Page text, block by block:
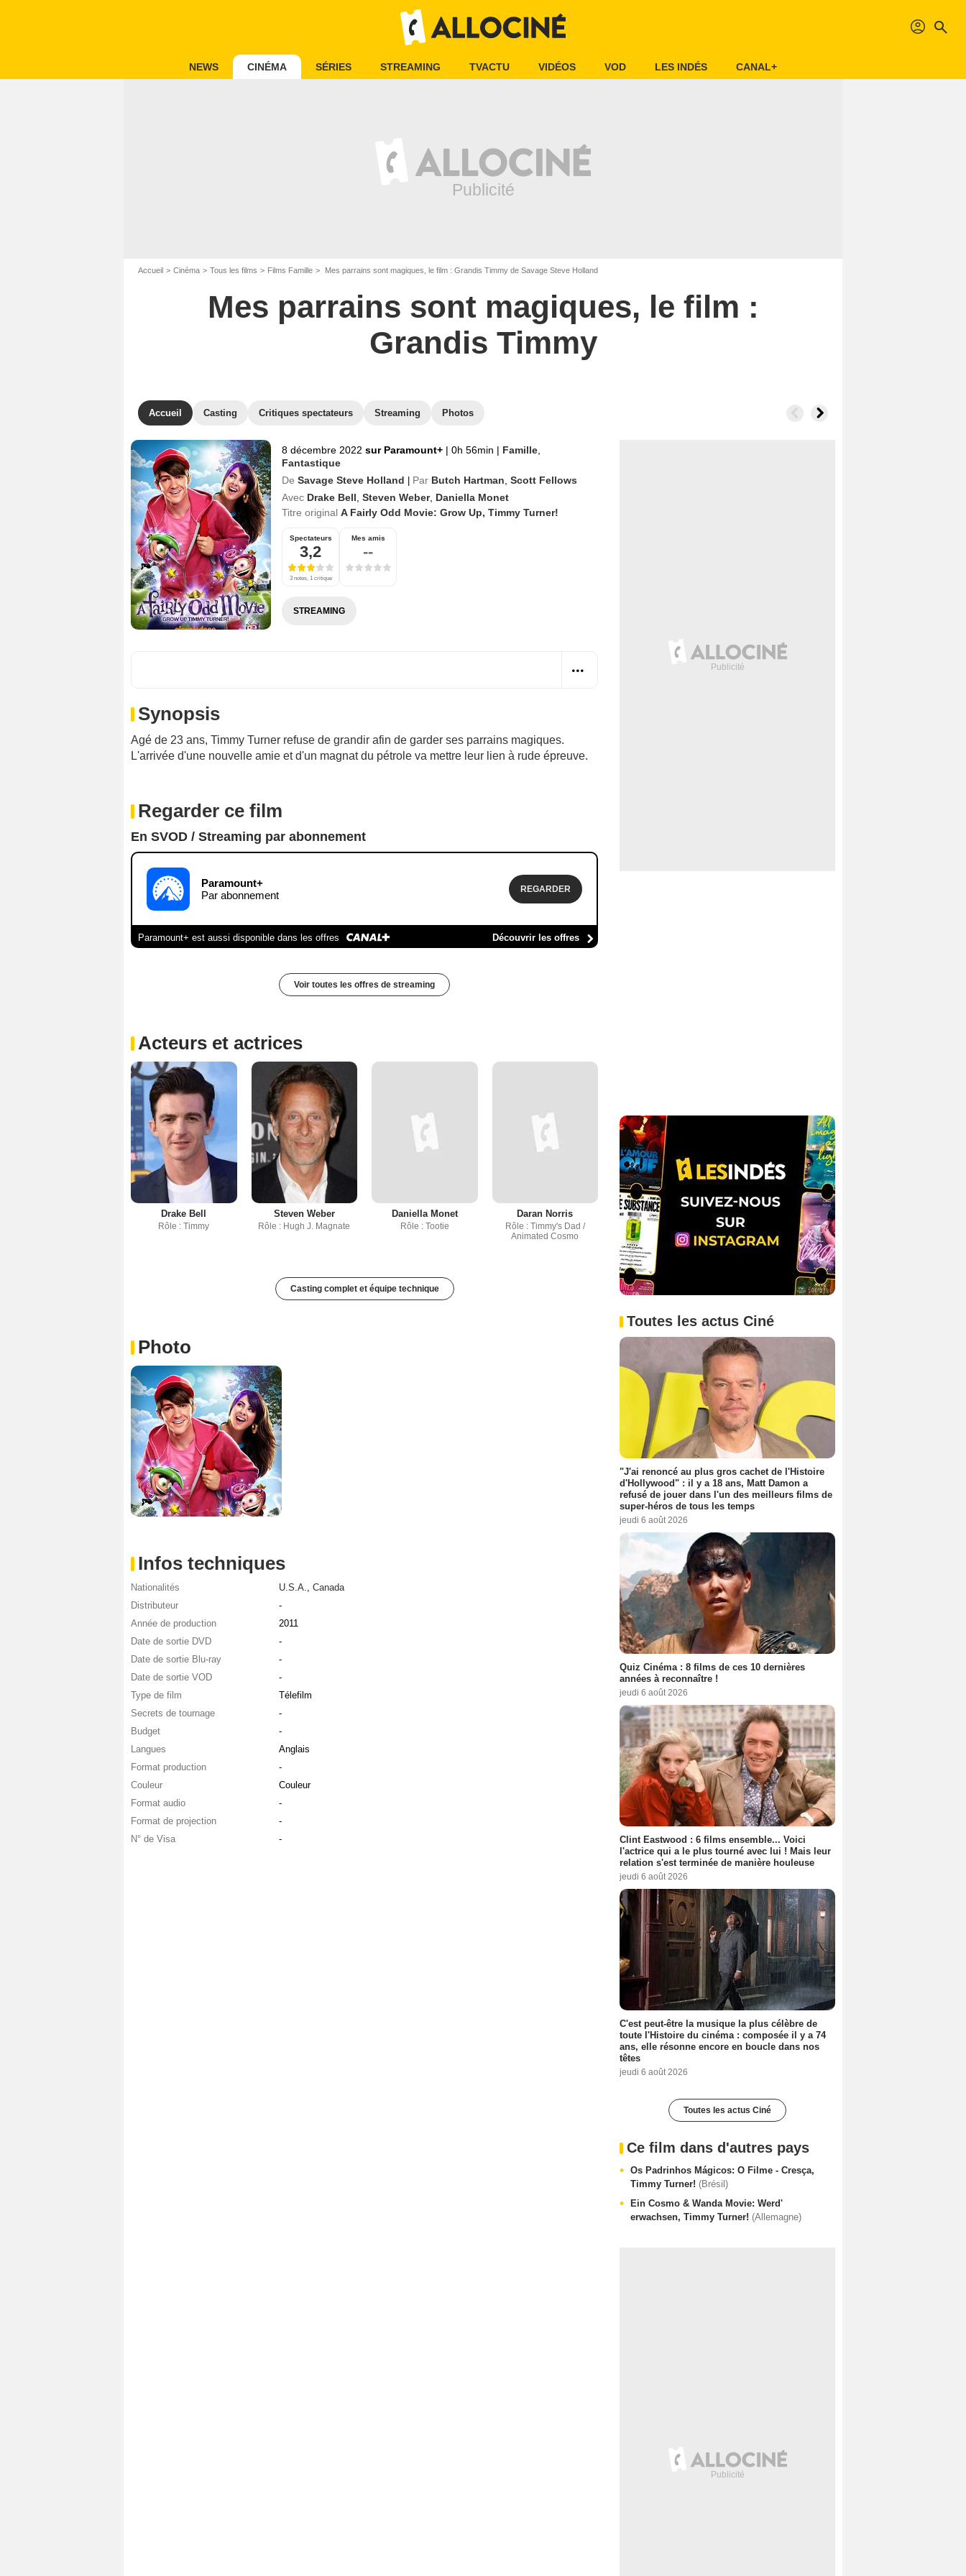
profil search
NEWS CINÉMA SÉRIES STREAMING TVACTU VIDÉOS VOD LES INDÉS CANAL+
Accueil Cinéma Tous les films Films Famille Mes parrains sont magiques, le film : Grandis Timmy de Savage Steve Holland
Mes parrains sont magiques, le film :
Grandis Timmy
Accueil Casting Critiques spectateurs Streaming Photos
8 décembre 2022 sur Paramount+ | 0h 56min | Famille
Fantastique
De Savage Steve Holland Par Butch Hartman Scott Fellows
Avec Drake Bell Steven Weber, Daniella Monet
Titre original A Fairly Odd Movie: Grow Up, Timmy Turner!
Spectateurs
3,2
3 notes, 1 critique
Mes amis
--
STREAMING
Synopsis
Agé de 23 ans, Timmy Turner refuse de grandir afin de garder ses parrains magiques.
L'arrivée d'une nouvelle amie et d'un magnat du pétrole va mettre leur lien à rude épreuve.
Regarder ce film
En SVOD / Streaming par abonnement
Paramount+
Par abonnement
REGARDER
Paramount+ est aussi disponible dans les offres Découvrir les offres
Voir toutes les offres de streaming
Acteurs et actrices
Drake Bell
Rôle : Timmy
Steven Weber
Rôle : Hugh J. Magnate
Daniella Monet
Rôle : Tootie
Daran Norris
Rôle : Timmy's Dad /
Animated Cosmo
Casting complet et équipe technique
Photo
Infos techniques
Nationalités U.S.A.
Canada
Distributeur
-
Année de production
2011
Date de sortie DVD
-
Date de sortie Blu-ray
-
Date de sortie VOD
-
Type de film
Télefilm
Secrets de tournage
-
Budget
-
Langues
Anglais
Format production
-
Couleur
Couleur
Format audio
-
Format de projection
-
N° de Visa
-
Toutes les actus Ciné
"J'ai renoncé au plus gros cachet de l'Histoire
d'Hollywood" : il y a 18 ans, Matt Damon a
refusé de jouer dans l'un des meilleurs films de
super-héros de tous les temps
jeudi 6 août 2026
Quiz Cinéma : 8 films de ces 10 dernières
années à reconnaître !
jeudi 6 août 2026
Clint Eastwood : 6 films ensemble... Voici
l'actrice qui a le plus tourné avec lui ! Mais leur
relation s'est terminée de manière houleuse
jeudi 6 août 2026
C'est peut-être la musique la plus célèbre de
toute l'Histoire du cinéma : composée il y a 74
ans, elle résonne encore en boucle dans nos
têtes
jeudi 6 août 2026
Toutes les actus Ciné
Ce film dans d'autres pays
Os Padrinhos Mágicos: O Filme - Cresça,
Timmy Turner! (Brésil)
Ein Cosmo & Wanda Movie: Werd'
erwachsen, Timmy Turner! (Allemagne)